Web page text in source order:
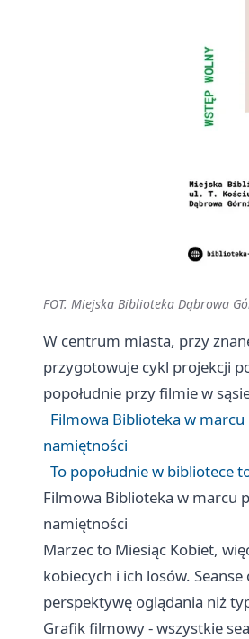
FOT. Miejska Biblioteka Dąbrowa
W centrum miasta, przy
przygotowuje cykl projekcji
popołudnie przy filmie w
Filmowa Biblioteka w
namiętności
To popołudnie w bibliotece
Filmowa Biblioteka w marcu
namiętności
Marzec to Miesiąc Kobiet,
kobiecych i ich losów.
perspektywę oglądania niż
Grafik filmowy - wszystkie